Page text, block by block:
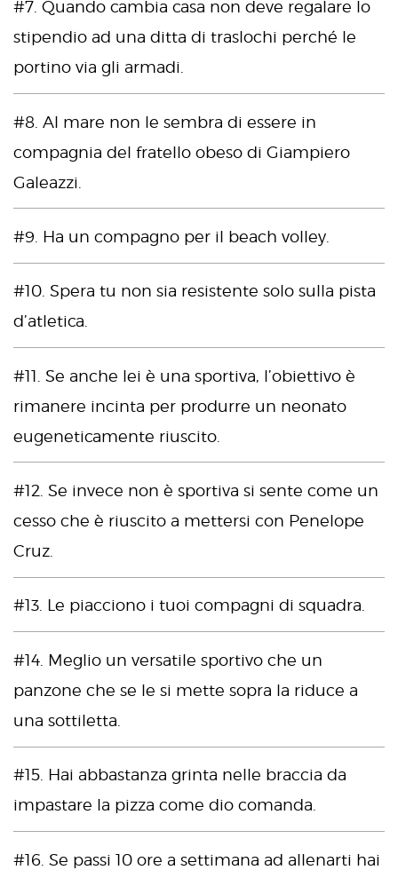
#7. Quando cambia casa non deve regalare lo
stipendio ad una ditta di traslochi perché le
portino via gli armadi.
#8. Al mare non le sembra di essere in
compagnia del fratello obeso di Giampiero
Galeazzi.
#9. Ha un compagno per il beach volley.
#10. Spera tu non sia resistente solo sulla pista
d’atletica.
#11. Se anche lei è una sportiva, l’obiettivo è
rimanere incinta per produrre un neonato
eugeneticamente riuscito.
#12. Se invece non è sportiva si sente come un
cesso che è riuscito a mettersi con Penelope
Cruz.
#13. Le piacciono i tuoi compagni di squadra.
#14. Meglio un versatile sportivo che un
panzone che se le si mette sopra la riduce a
una sottiletta.
#15. Hai abbastanza grinta nelle braccia da
impastare la pizza come dio comanda.
#16. Se passi 10 ore a settimana ad allenarti hai